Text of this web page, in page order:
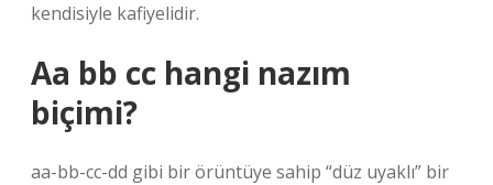
kendisiyle kafiyelidir.
Aa bb cc hangi nazım
biçimi?
aa-bb-cc-dd gibi bir örüntüye sahip “düz uyaklı” bir